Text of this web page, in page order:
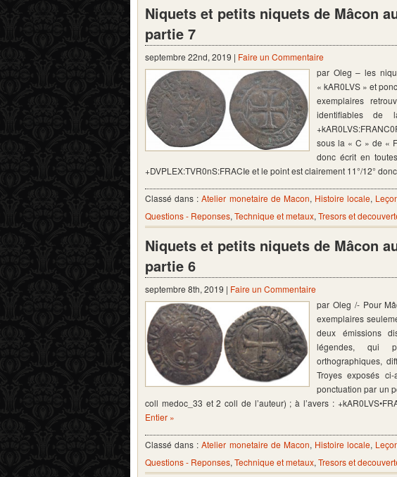
Niquets et petits niquets de Mâcon
partie 7
septembre 22nd, 2019 | Faire un Commentaire
par Oleg – les
« kAR0LVS » et
exemplaires
identifiables
sous la « C » de «
donc écrit en
+DVPLEX:TVR0nS:FRACIe et le point est clairement 11°/12°
Classé dans :Atelier monetaire de Macon, Histoire locale,
Questions - Reponses, Technique et metaux, Tresors et
Niquets et petits niquets de Mâcon
partie 6
septembre 8th, 2019 | Faire un Commentaire
par Oleg /- Pour
exemplaires
deux émissions
légendes, qui
orthographiques,
Troyes exposés
ponctuation par un
coll medoc_33 et 2 coll de l’auteur) ; à l’avers :
Entier »
Classé dans :Atelier monetaire de Macon, Histoire locale,
Questions - Reponses, Technique et metaux, Tresors et